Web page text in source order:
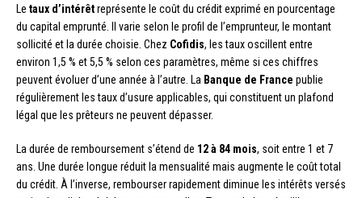
Le taux d’intérêtreprésente le coût du crédit exprimé en pourcentage
du capital emprunté. Il varie selon le profil de l’emprunteur, le montant
sollicité et la durée choisie. Chez Cofidis, les taux oscillent entre
environ 1,5 % et 5,5 % selon ces paramètres, même si ces chiffres
peuvent évoluer d’une année à l’autre. La Banque de France publie
régulièrement les taux d’usure applicables, qui constituent un plafond
légal que les prêteurs ne peuvent dépasser.
La durée de remboursement s’étend de 12 à 84 mois, soit entre 1 et 7
ans. Une durée longue réduit la mensualité mais augmente le coût total
du crédit. À l’inverse, rembourser rapidement diminue les intérêts versés